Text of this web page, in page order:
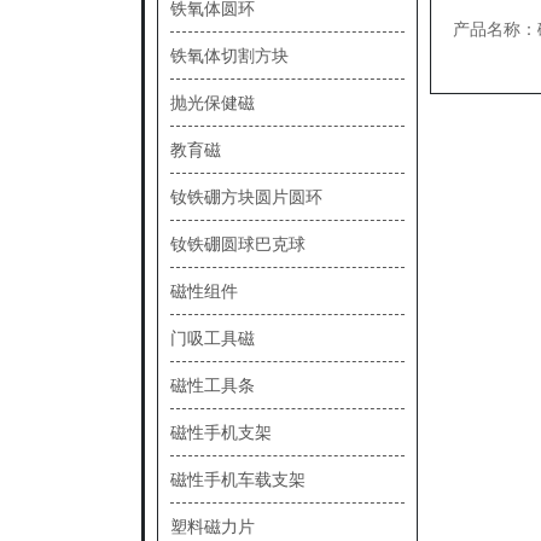
铁氧体圆环
铁氧体切割方块
抛光保健磁
教育磁
钕铁硼方块圆片圆环
钕铁硼圆球巴克球
磁性组件
门吸工具磁
磁性工具条
磁性手机支架
磁性手机车载支架
塑料磁力片
产品名称